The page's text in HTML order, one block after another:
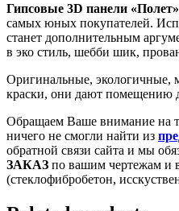
Гипсовые 3D панели «Полет»
самых юных покупателей.
станет дополнительным
в эко стиль, шебби шик,
Оригинальные, экологичные,
краски, они дают помещению
Обращаем Ваше внимание на
ничего не смогли найти из
обратной связи сайта и мы
ЗАКАЗ по вашим чертежам и
(стеклофибробетон,